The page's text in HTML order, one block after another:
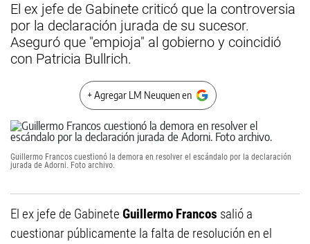
El ex jefe de Gabinete criticó que la controversia
por la declaración jurada de su sucesor.
Aseguró que "empioja" al gobierno y coincidió
con Patricia Bullrich.
+ Agregar LM Neuquen en
Guillermo Francos cuestionó la demora en resolver el escándalo por la declaración
jurada de Adorni. Foto archivo.
El ex jefe de Gabinete Guillermo Francos salió a
cuestionar públicamente la falta de resolución en el